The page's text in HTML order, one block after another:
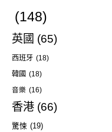
(148)
英國 (65)
西班牙 (18)
韓國 (18)
音樂 (16)
香港 (66)
驚悚 (19)